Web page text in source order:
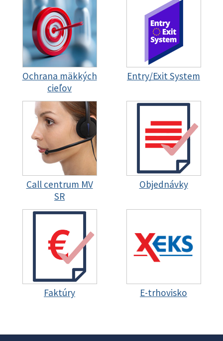
Ochrana mäkkých
cieľov
Entry/Exit System
Call centrum MV
SR
Objednávky
Faktúry E-trhovisko